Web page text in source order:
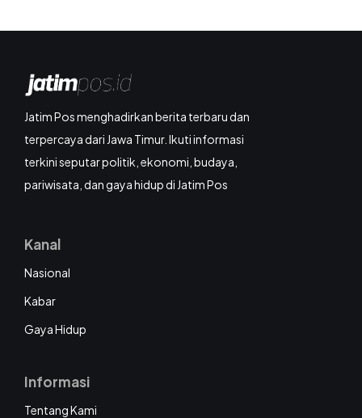
Jatim Pos menghadirkan berita terbaru dan
terpercaya dari Jawa Timur. Ikuti informasi
terkini seputar politik, ekonomi, budaya,
pariwisata, dan gaya hidup di Jatim Pos
Kanal
Nasional
Kabar
Gaya Hidup
Informasi
Tentang Kami